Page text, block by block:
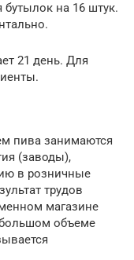
на 16 штук.
21 день. Для
пива занимаются
(заводы),
в розничные
трудов
магазине
объеме